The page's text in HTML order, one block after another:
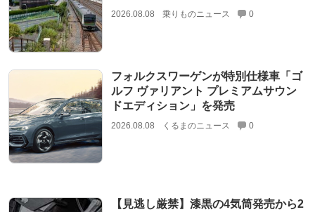
2026.08.08 乗りものニュース 0
フォルクスワーゲンが特別仕様車「ゴ
ルフ ヴァリアント プレミアムサウン
ドエディション」を発売
2026.08.08 くるまのニュース 0
【見逃し厳禁】漆黒の4気筒発売から2